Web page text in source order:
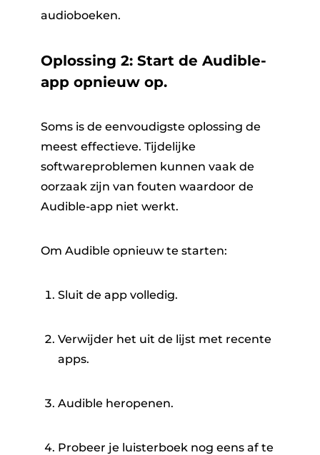
audioboeken.
Oplossing 2: Start de Audible-
app opnieuw op.
Soms is de eenvoudigste oplossing de
meest effectieve. Tijdelijke
softwareproblemen kunnen vaak de
oorzaak zijn van fouten waardoor de
Audible-app niet werkt.
Om Audible opnieuw te starten:
Sluit de app volledig.
Verwijder het uit de lijst met recente
apps.
Audible heropenen.
Probeer je luisterboek nog eens af te